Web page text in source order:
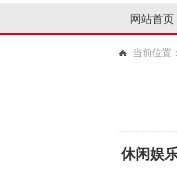
网站首页
当前位置：
休闲娱